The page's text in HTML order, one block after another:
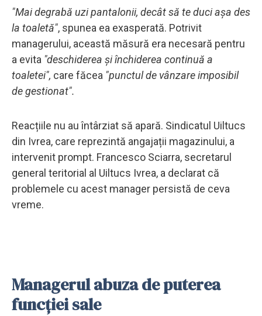
"Mai degrabă uzi pantalonii, decât să te duci așa des
la toaletă", spunea ea exasperată. Potrivit
managerului, această măsură era necesară pentru
a evita "deschiderea și închiderea continuă a
toaletei", care făcea "punctul de vânzare imposibil
de gestionat".
Reacțiile nu au întârziat să apară. Sindicatul Uiltucs
din Ivrea, care reprezintă angajații magazinului, a
intervenit prompt. Francesco Sciarra, secretarul
general teritorial al Uiltucs Ivrea, a declarat că
problemele cu acest manager persistă de ceva
vreme.
Managerul abuza de puterea
funcției sale